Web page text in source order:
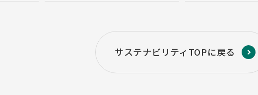
サステナビリティTOPに戻る